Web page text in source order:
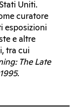
Uniti.
curatore
esposizioni
e altre
tra cui
The Late
.